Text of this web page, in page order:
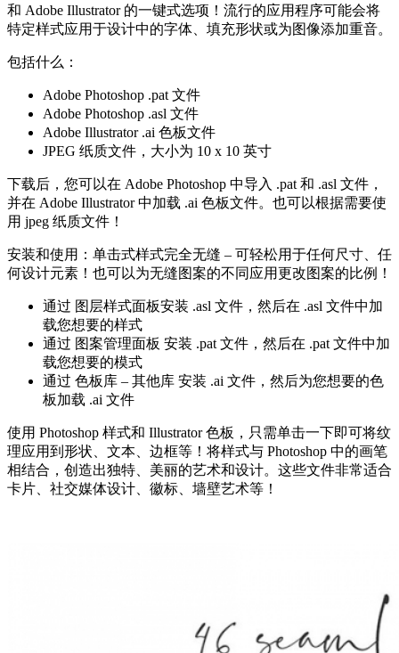
和 Adob​​e Illustrator 的一键式选项！流行的应用程序可能会将
特定样式应用于设计中的字体、填充形状或为图像添加重音。
包括什么：
Adobe Photoshop .pat 文件
Adobe Photoshop .asl 文件
Adobe Illustrator .ai 色板文件
JPEG 纸质文件，大小为 10 x 10 英寸
下载后，您可以在 Adob​​e Photoshop 中导入 .pat 和 .asl 文件，
并在 Adob​​e Illustrator 中加载 .ai 色板文件。也可以根据需要使
用 jpeg 纸质文件！
安装和使用：单击式样式完全无缝 – 可轻松用于任何尺寸、任
何设计元素！也可以为无缝图案的不同应用更改图案的比例！
通过 图层样式面板安装 .asl 文件，然后在 .asl 文件中加
载您想要的样式
通过 图案管理面板 安装 .pat 文件，然后在 .pat 文件中加
载您想要的模式
通过 色板库 – 其他库 安装 .ai 文件，然后为您想要的色
板加载 .ai 文件
使用 Photoshop 样式和 Illustrator 色板，只需单击一下即可将纹
理应用到形状、文本、边框等！将样式与 Photoshop 中的画笔
相结合，创造出独特、美丽的艺术和设计。这些文件非常适合
卡片、社交媒体设计、徽标、墙壁艺术等！